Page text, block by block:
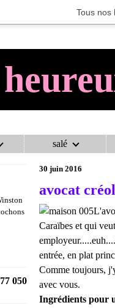
Tous nos
salé
050
AU COCHON
30 juin 2016
avocat
Caraïbes et qui
entrée, en plat
Comme toujours,
avec vous.
Ingrédients pour